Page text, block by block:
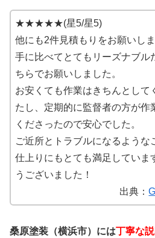
★★★★★(星5/星5)
他にも2件見積もりをお願いし
手に比べてとてもリーズナブル
ちらでお願いしました。
お安くても作業はきちんとして
たし、定期的に監督者の方が作
くださったので安心でした。
ご近所とトラブルになるような
仕上りにもとても満足していま
うございました！
出典：
桑原塗装（横浜市）には丁寧な